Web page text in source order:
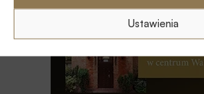
Ustawienia